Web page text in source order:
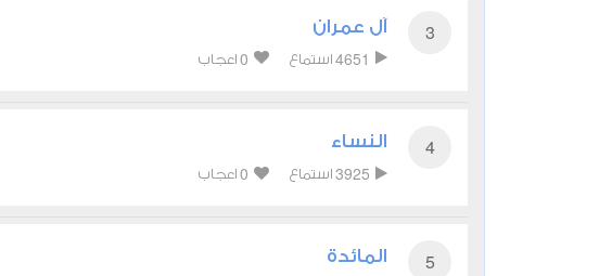
3 آل عمران
4651 استماع 0 اعجاب
4 النساء
3925 استماع 0 اعجاب
5 المائدة